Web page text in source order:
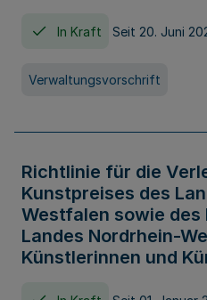
In Kraft Seit 20. Juni
Verwaltungsvorschrift
Richtlinie für die
Kunstpreises des
Westfalen sowie des
Landes Nordrhein-
Künstlerinnen und